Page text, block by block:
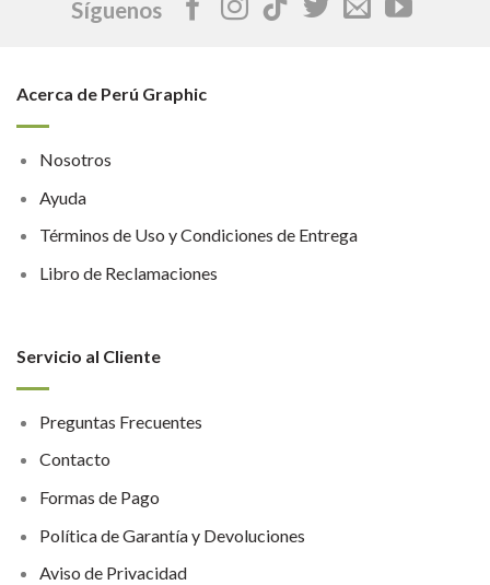
Síguenos
Acerca de Perú Graphic
Nosotros
Ayuda
Términos de Uso y Condiciones de Entrega
Libro de Reclamaciones
Servicio al Cliente
Preguntas Frecuentes
Contacto
Formas de Pago
Política de Garantía y Devoluciones
Aviso de Privacidad